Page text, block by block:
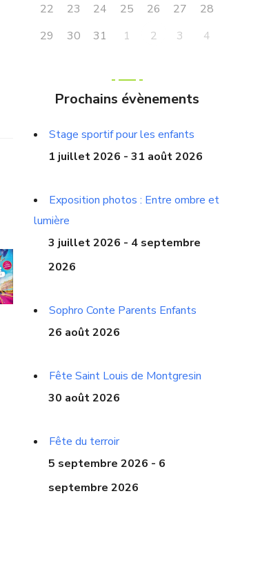
22
23 24 25 26 27
28
29
30 31 1 2 3 4
Prochains évènements
Stage sportif pour les enfants
1 juillet 2026 - 31 août 2026
Exposition photos : Entre ombre et
lumière
3 juillet 2026 - 4 septembre
2026
Sophro Conte Parents Enfants
26 août 2026
Fête Saint Louis de Montgresin
30 août 2026
Fête du terroir
5 septembre 2026 - 6
septembre 2026